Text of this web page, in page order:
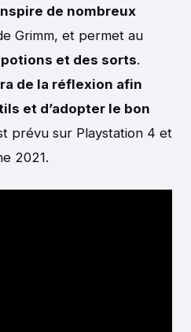
de nombreux
Grimm, et permet au
et des sorts.
de la réflexion afin
et d’adopter le bon
prévu sur Playstation 4 et
2021.